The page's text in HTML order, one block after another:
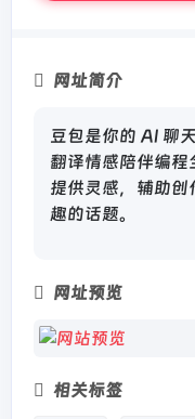
网址简介
豆包是你的 AI 聊
翻译情感陪伴编程
提供灵感，辅助
趣的话题。
网址预览
相关标签